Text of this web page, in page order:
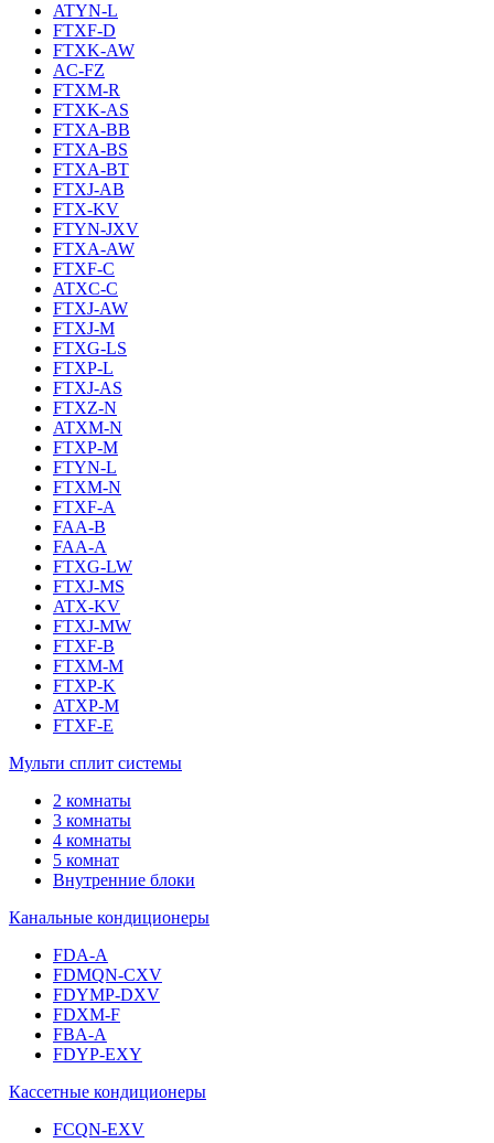
ATYN-L
FTXF-D
FTXK-AW
AC-FZ
FTXM-R
FTXK-AS
FTXA-BB
FTXA-BS
FTXA-BT
FTXJ-AB
FTX-KV
FTYN-JXV
FTXA-AW
FTXF-C
ATXC-C
FTXJ-AW
FTXJ-M
FTXG-LS
FTXP-L
FTXJ-AS
FTXZ-N
ATXM-N
FTXP-M
FTYN-L
FTXM-N
FTXF-A
FAA-B
FAA-A
FTXG-LW
FTXJ-MS
ATX-KV
FTXJ-MW
FTXF-B
FTXM-M
FTXP-K
ATXP-M
FTXF-E
Мульти сплит системы
2 комнаты
3 комнаты
4 комнаты
5 комнат
Внутренние блоки
Канальные кондиционеры
FDA-A
FDMQN-CXV
FDYMP-DXV
FDXM-F
FBA-A
FDYP-EXY
Кассетные кондиционеры
FCQN-EXV